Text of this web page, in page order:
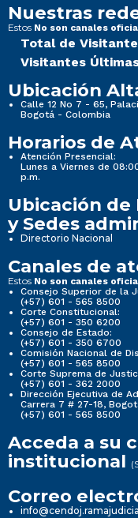
Nuestras
Estos No son canales
Total de
Visitantes
Ubicación
Calle 12 No 7 - 65,
Bogotá - Colombia
Horarios de
Atención Presencial:
Lunes a Viernes de
p.m.
Ubicación de
y Sedes
Directorio Nacional
Canales de
Estos No son canales
Consejo Superior de la
(+57) 601 - 565 8500
Corte Constitucional:
(+57) 601 - 350 6200
Consejo de Estado:
(+57) 601 - 350 6700
Comisión Nacional de
(+57) 601 - 565 8500
Corte Suprema de
(+57) 601 - 362 2000
Dirección Ejecutiva de
Carrera 7 # 27-18,
(+57) 601 - 565 8500
Acceda a su
institucional
Correo